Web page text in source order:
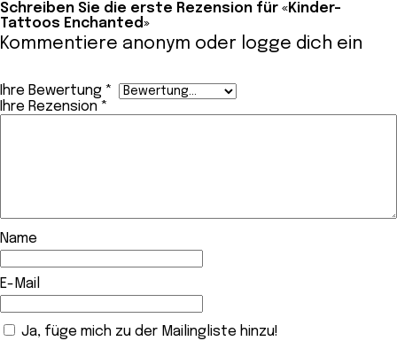
Schreiben Sie die erste Rezension für «Kinder-
Tattoos Enchanted»
Kommentiere anonym oder logge dich ein
Ihre Bewertung *
Ihre Rezension *
Name
E-Mail
Ja, füge mich zu der Mailingliste hinzu!